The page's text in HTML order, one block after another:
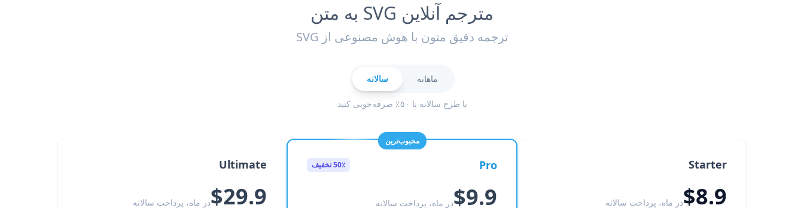
مترجم آنلاین SVG به متن
ترجمه دقیق متون با هوش مصنوعی از SVG
ماهانه سالانه
با طرح سالانه تا ۵۰٪ صرفه‌جویی کنید
Starter
$8.9در ماه، پرداخت سالانه
محبوب‌ترین
Pro 50٪ تخفیف
$9.9در ماه، پرداخت سالانه
Ultimate
$29.9در ماه، پرداخت سالانه